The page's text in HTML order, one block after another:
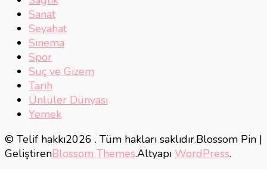
Sanat
Seyahat
Sinema
Spor
Suç ve Gizem
Tarih
Ünlüler Dünyası
Yemek
© Telif hakkı2026 . Tüm hakları saklıdır.Blossom Pin |
GeliştirenBlossom Themes.Altyapı WordPress.